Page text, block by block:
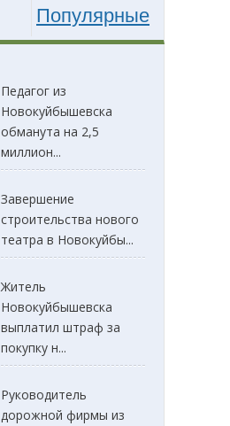
Популярные
Педагог из
Новокуйбышевска
обманута на 2,5
миллион...
Завершение
строительства нового
театра в Новокуйбы...
Житель
Новокуйбышевска
выплатил штраф за
покупку н...
Руководитель
дорожной фирмы из